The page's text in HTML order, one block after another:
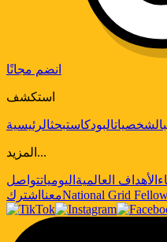
انضم مجانًا
استكشف
الشخصياتالبودكاستبحثالرئيسية
المزيد...
الأهداف العالمية اليومياتتواصل
معنا اشترك National Grid